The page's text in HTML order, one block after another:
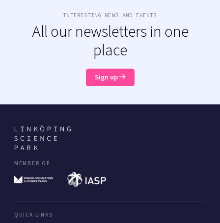
INTERESTING NEWS AND EVENTS
All our newsletters in one
place
Sign up
MEMBER OF
QUICK LINKS